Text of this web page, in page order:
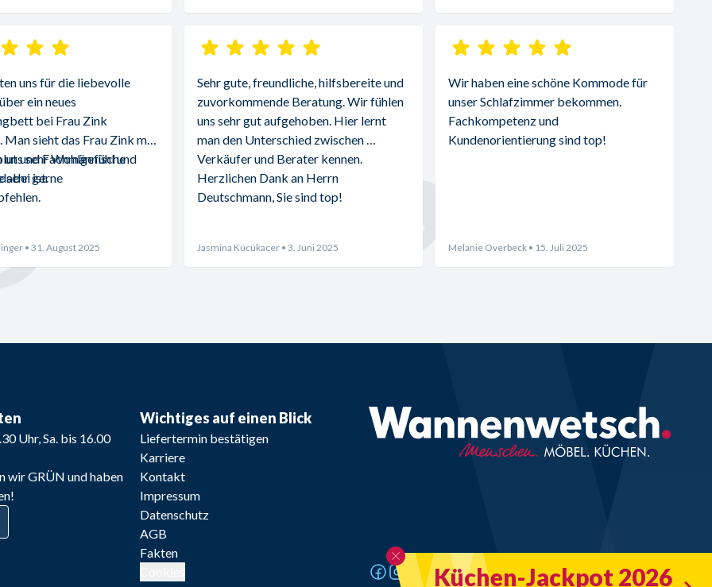
Küchen-Jackpot 2026
uns für die liebevolle
ein neues
bei Frau Zink
Man sieht das Frau Zink mit
und Fachmännische
ist.
uns sehr Wohlgefühl und
sehr gerne
• 31. August 2025
Sehr gute, freundliche, hilfsbereite und
zuvorkommende Beratung. Wir fühlen
uns sehr gut aufgehoben. Hier lernt
man den Unterschied zwischen
Verkäufer und Berater kennen.
Herzlichen Dank an Herrn
Deutschmann, Sie sind top!
Jasmina Kücükacer • 3. Juni 2025
Wir haben eine schöne Kommode für
unser Schlafzimmer bekommen.
Fachkompetenz und
Kundenorientierung sind top!
Melanie Overbeck • 15. Juli 2025
Uhr, Sa. bis 16.00
wir GRÜN und haben
Wichtiges auf einen Blick
Liefertermin bestätigen
Karriere
Kontakt
Impressum
Datenschutz
AGB
Fakten